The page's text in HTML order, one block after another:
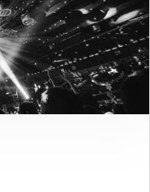
Unsere Partner
& Events
Business